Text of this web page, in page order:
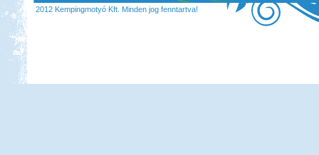
2012 Kempingmotyó Kft. Minden jog fenntartva!